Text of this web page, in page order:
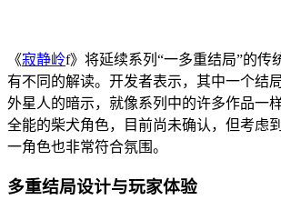
《寂静岭f》将延续系列“一多重结局”的传
有不同的解读。开发者表示，其中一个结
外星人的暗示，就像系列中的许多作品一
全能的柴犬角色，目前尚未确认，但考虑
一角色也非常符合氛围。
多重结局设计与玩家体验